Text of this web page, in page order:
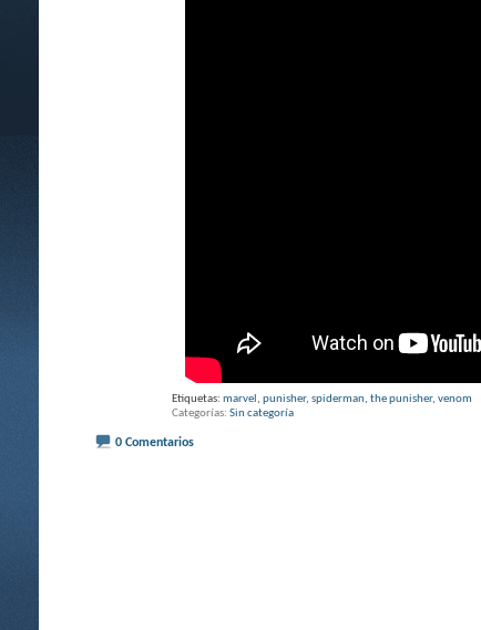
Etiquetas: marvel , punisher, spiderman, the punisher, venom
Categorías Sin categoría
0 Comentarios